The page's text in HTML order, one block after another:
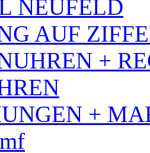
NEUFELD
AUF
+
+